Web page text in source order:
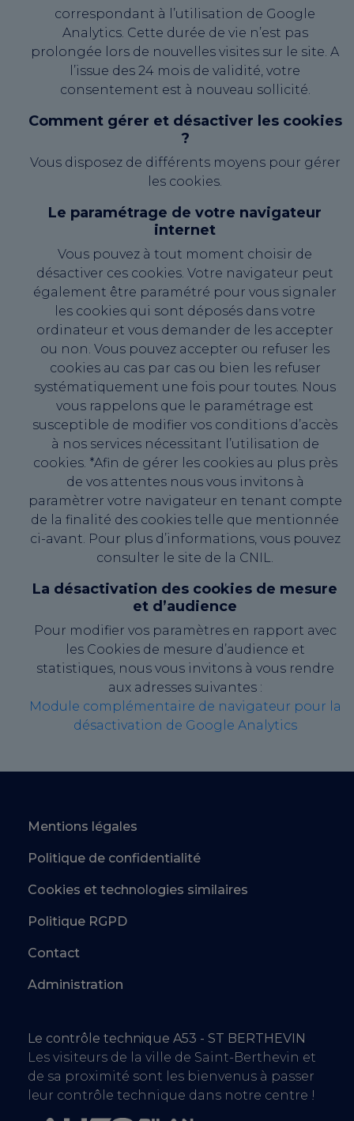
correspondant à l’utilisation de Google
Analytics. Cette durée de vie n’est pas
prolongée lors de nouvelles visites sur le site. A
l’issue des 24 mois de validité, votre
consentement est à nouveau sollicité.
Comment gérer et désactiver les cookies
?
Vous disposez de différents moyens pour gérer
les cookies.
Le paramétrage de votre navigateur
internet
Vous pouvez à tout moment choisir de
désactiver ces cookies. Votre navigateur peut
également être paramétré pour vous signaler
les cookies qui sont déposés dans votre
ordinateur et vous demander de les accepter
ou non. Vous pouvez accepter ou refuser les
cookies au cas par cas ou bien les refuser
systématiquement une fois pour toutes. Nous
vous rappelons que le paramétrage est
susceptible de modifier vos conditions d’accès
à nos services nécessitant l’utilisation de
cookies. *Afin de gérer les cookies au plus près
de vos attentes nous vous invitons à
paramètrer votre navigateur en tenant compte
de la finalité des cookies telle que mentionnée
ci-avant. Pour plus d’informations, vous pouvez
consulter le site de la CNIL.
La désactivation des cookies de mesure
et d’audience
Pour modifier vos paramètres en rapport avec
les Cookies de mesure d’audience et
statistiques, nous vous invitons à vous rendre
aux adresses suivantes :
Module complémentaire de navigateur pour la
désactivation de Google Analytics
Mentions légales
Politique de confidentialité
Cookies et technologies similaires
Politique RGPD
Contact
Administration
Le contrôle technique A53 - ST BERTHEVIN
Les visiteurs de la ville de Saint-Berthevin et
de sa proximité sont les bienvenus à passer
leur contrôle technique dans notre centre !